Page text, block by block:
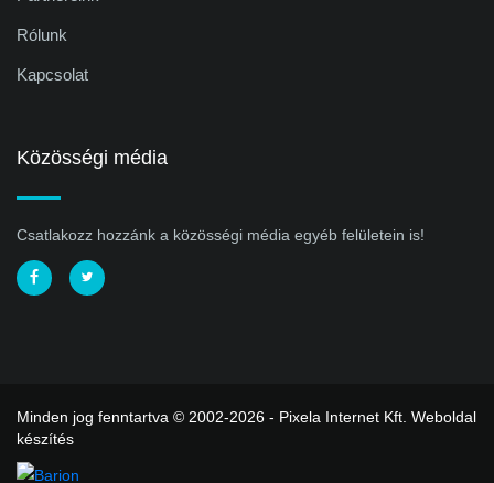
Rólunk
Kapcsolat
Közösségi média
Csatlakozz hozzánk a közösségi média egyéb felületein is!
Minden jog fenntartva © 2002-2026 - Pixela Internet Kft. Weboldal
készítés